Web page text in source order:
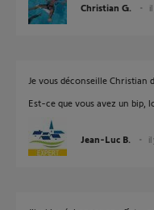
Christian G.
Je vous déconseille Christian
Est-ce que vous avez un bip,
Jean-Luc B. il